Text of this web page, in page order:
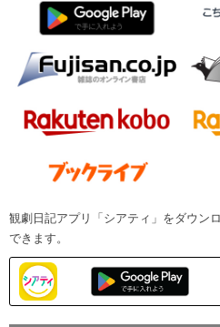
観劇日記アプリ「シアティ」をダウン
できます。